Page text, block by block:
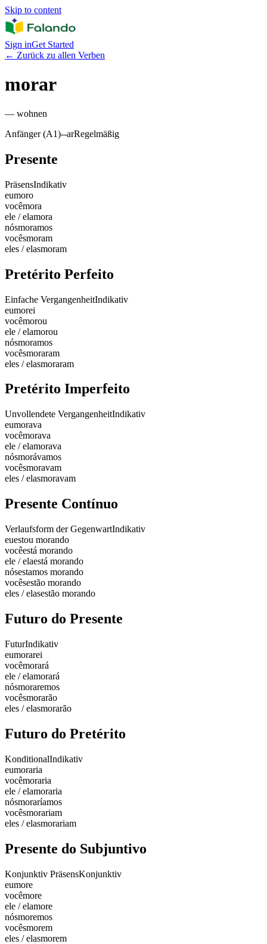
Skip to content
Sign inGet Started
← Zurück zu allen Verben
morar
— wohnen
Anfänger (A1)--arRegelmäßig
Presente
PräsensIndikativ
eumoro
vocêmora
ele / elamora
nósmoramos
vocêsmoram
eles / elasmoram
Pretérito Perfeito
Einfache VergangenheitIndikativ
eumorei
vocêmorou
ele / elamorou
nósmoramos
vocêsmoraram
eles / elasmoraram
Pretérito Imperfeito
Unvollendete VergangenheitIndikativ
eumorava
vocêmorava
ele / elamorava
nósmorávamos
vocêsmoravam
eles / elasmoravam
Presente Contínuo
Verlaufsform der GegenwartIndikativ
euestou morando
vocêestá morando
ele / elaestá morando
nósestamos morando
vocêsestão morando
eles / elasestão morando
Futuro do Presente
FuturIndikativ
eumorarei
vocêmorará
ele / elamorará
nósmoraremos
vocêsmorarão
eles / elasmorarão
Futuro do Pretérito
KonditionalIndikativ
eumoraria
vocêmoraria
ele / elamoraria
nósmoraríamos
vocêsmorariam
eles / elasmorariam
Presente do Subjuntivo
Konjunktiv PräsensKonjunktiv
eumore
vocêmore
ele / elamore
nósmoremos
vocêsmorem
eles / elasmorem